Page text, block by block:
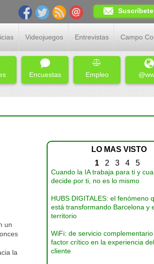
Videojuegos Entrevistas Campo
Encuestas Empleo
un
la
LO MAS VISTO
1 2 3 4 5
Cuando la IA trabaja para ti y
decide por ti, no es lo mismo
HUBS DIGITALES: el fenómeno
está transformando Barcelona y
territorio
WiFi: de servicio complementario
factor crítico en la experiencia del
cliente